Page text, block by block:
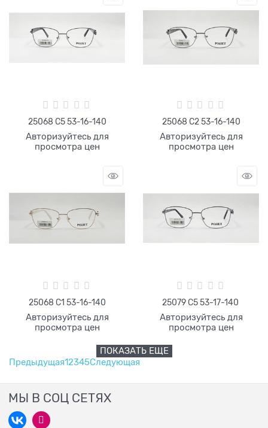
25068 С5 53-16-140
Авторизуйтесь для
просмотра цен
25068 С2 53-16-140
Авторизуйтесь для
просмотра цен
25068 С1 53-16-140
Авторизуйтесь для
просмотра цен
25079 C5 53-17-140
Авторизуйтесь для
просмотра цен
ПОКАЗАТЬ ЕЩЕ
Предыдущая12345Следующая
МЫ В СОЦ СЕТЯХ